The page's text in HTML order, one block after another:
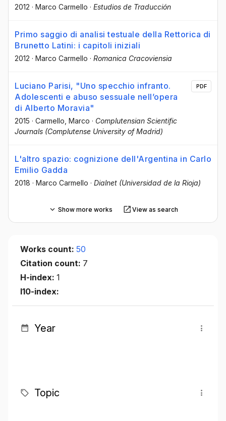
2012 · Marco Carmello · Estudios de Traducción
Primo saggio di analisi testuale della Rettorica di
Brunetto Latini: i capitoli iniziali
2012 · Marco Carmello · Romanica Cracoviensia
Luciano Parisi, "Uno specchio infranto.
Adolescenti e abuso sessuale nell’opera
di Alberto Moravia"
2015 · Carmello, Marco · Complutensian Scientific
Journals (Complutense University of Madrid)
PDF
L'altro spazio: cognizione dell'Argentina in Carlo
Emilio Gadda
2018 · Marco Carmello · Dialnet (Universidad de la Rioja)
Show more works View as search
Works count: 50
Citation count: 7
H-index: 1
I10-index:
Year
Topic